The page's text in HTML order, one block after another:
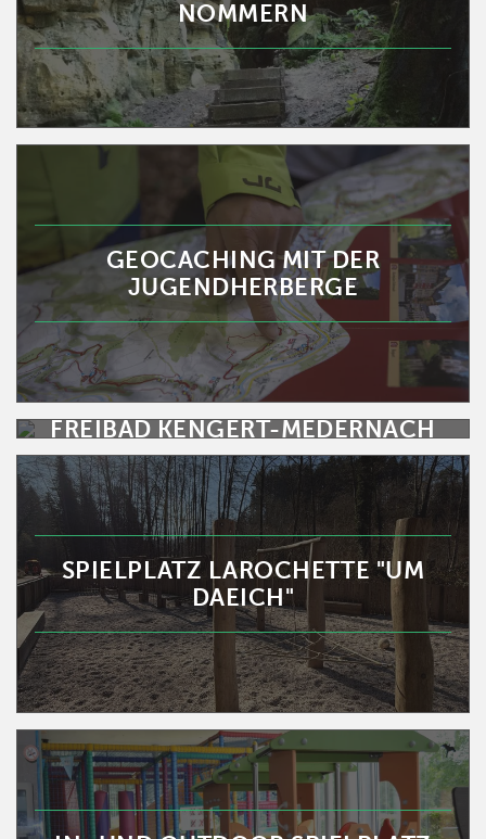
NOMMERN
GEOCACHING MIT DER
JUGENDHERBERGE
FREIBAD KENGERT-MEDERNACH
SPIELPLATZ LAROCHETTE "UM
DAEICH"